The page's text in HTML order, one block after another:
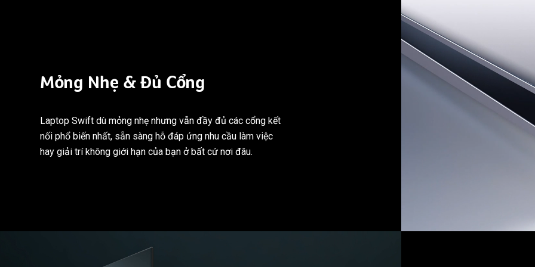
Mỏng Nhẹ & Đủ Cổng
Laptop Swift dù mỏng nhẹ nhưng vẫn đầy đủ các cổng kết
nối phổ biến nhất, sẵn sàng hỗ đáp ứng nhu cầu làm việc
hay giải trí không giới hạn của bạn ở bất cứ nơi đâu.